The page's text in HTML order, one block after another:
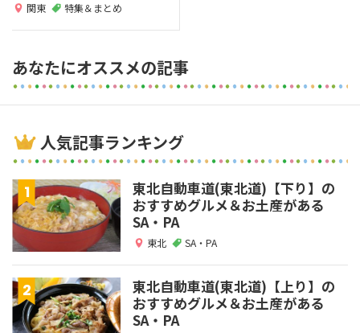
関東 特集＆まとめ
あなたにオススメの記事
人気記事ランキング
東北自動車道(東北道)【下り】の
おすすめグルメ＆お土産がある
SA・PA
東北 SA・PA
東北自動車道(東北道)【上り】の
おすすめグルメ＆お土産がある
SA・PA